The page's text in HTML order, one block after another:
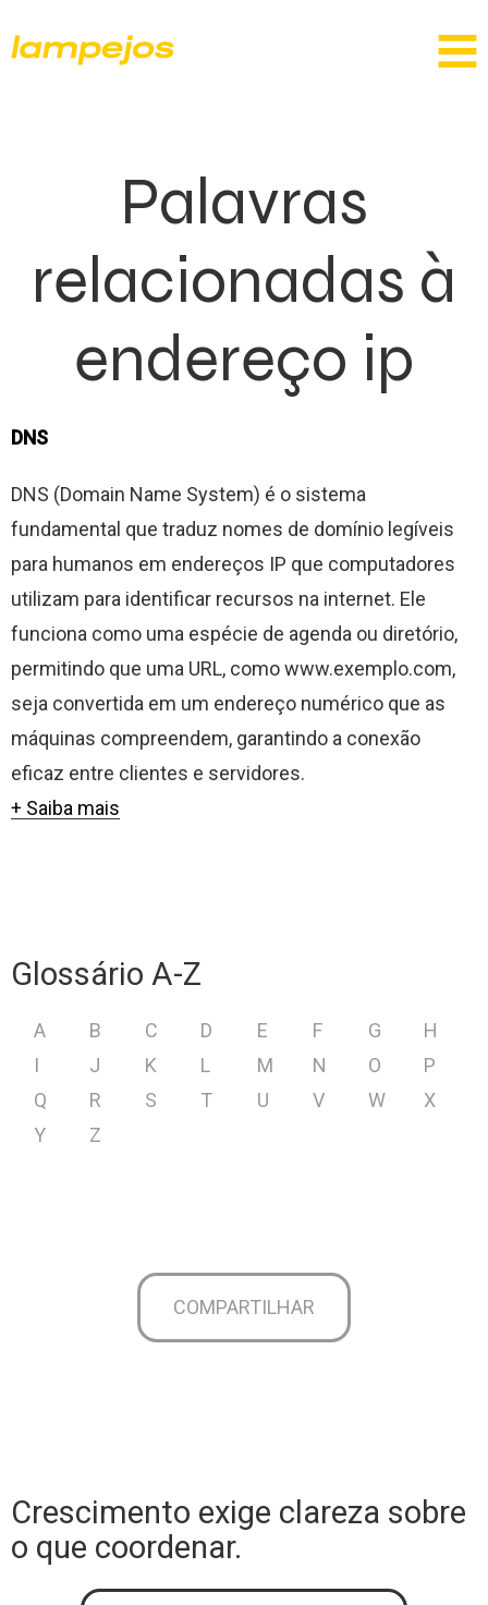
Palavras
relacionadas à
endereço ip
DNS
DNS (Domain Name System) é o sistema
fundamental que traduz nomes de domínio legíveis
para humanos em endereços IP que computadores
utilizam para identificar recursos na internet. Ele
funciona como uma espécie de agenda ou diretório,
permitindo que uma URL, como www.exemplo.com,
seja convertida em um endereço numérico que as
máquinas compreendem, garantindo a conexão
eficaz entre clientes e servidores.
+ Saiba mais
Glossário A-Z
A B C D E F G
H
I
J K L M N O
P
Q
R S T U V W
X
Y
Z
COMPARTILHAR
Crescimento exige clareza sobre
o que coordenar.